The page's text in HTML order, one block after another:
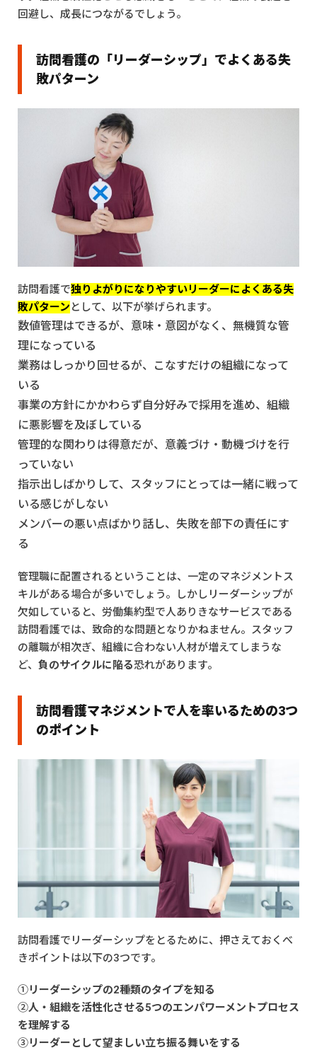
回避し、成長につながるでしょう。
訪問看護の「リーダーシップ」でよくある失
敗パターン
訪問看護で独りよがりになりやすいリーダーによくある失
敗パターン として、以下が挙げられます。
数値管理はできるが、意味・意図がなく、無機質な管
理になっている
業務はしっかり回せるが、こなすだけの組織になって
いる
事業の方針にかかわらず自分好みで採用を進め、組織
に悪影響を及ぼしている
管理的な関わりは得意だが、意義づけ・動機づけを行
っていない
指示出しばかりして、スタッフにとっては一緒に戦って
いる感じがしない
メンバーの悪い点ばかり話し、失敗を部下の責任にす
る
管理職に配置されるということは、一定のマネジメントス
キルがある場合が多いでしょう。しかしリーダーシップが
欠如していると、労働集約型で人ありきなサービスである
訪問看護では、致命的な問題となりかねません。スタッフ
の離職が相次ぎ、組織に合わない人材が増えてしまうな
ど、 負のサイクルに陥る恐れがあります。
訪問看護マネジメントで人を率いるための3つ
のポイント
訪問看護でリーダーシップをとるために、押さえておくべ
きポイントは以下の3つです。
①リーダーシップの2種類のタイプを知る
②人・組織を活性化させる5つのエンパワーメントプロセス
を理解する
③リーダーとして望ましい立ち振る舞いをする